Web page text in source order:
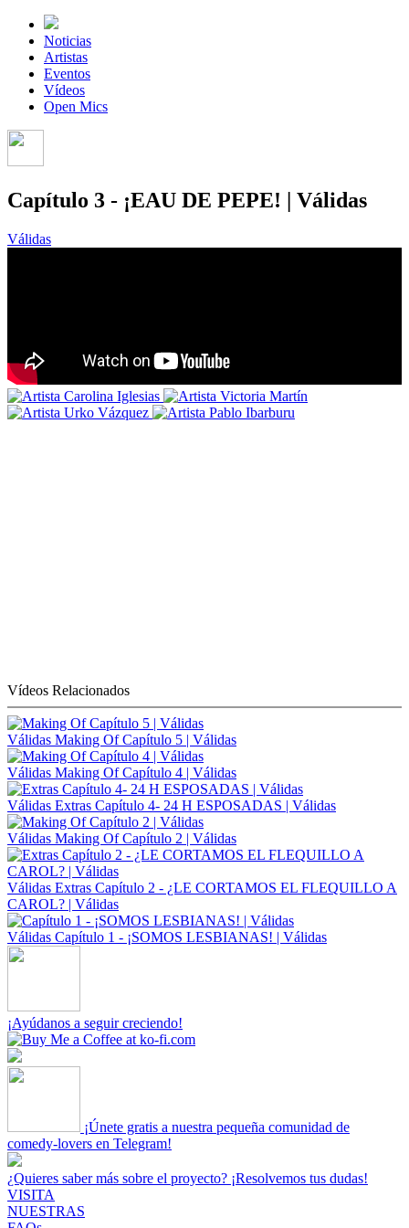
Noticias
Artistas
Eventos
Vídeos
Open Mics
Capítulo 3 - ¡EAU DE PEPE! | Válidas
Válidas
Vídeos Relacionados
Válidas Making Of Capítulo 5 | Válidas
Válidas Making Of Capítulo 4 | Válidas
Válidas Extras Capítulo 4- 24 H ESPOSADAS | Válidas
Válidas Making Of Capítulo 2 | Válidas
Válidas Extras Capítulo 2 - ¿LE CORTAMOS EL FLEQUILLO A
CAROL? | Válidas
Válidas Capítulo 1 - ¡SOMOS LESBIANAS! | Válidas
¡Ayúdanos a seguir creciendo!
¡Únete gratis a nuestra pequeña comunidad de
comedy-lovers en Telegram!
¿Quieres saber más sobre el proyecto? ¡Resolvemos tus dudas!
VISITA
NUESTRAS